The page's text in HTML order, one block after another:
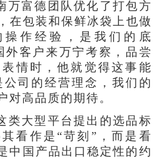
万富德团队优化了打包方
在包装和保鲜冰袋上也做
作经验，是我们的底
外客户来万宁考察，品尝
情时，他就觉得这事能
公司的经营理念，我们的
对高品质的期待。
类大型平台提出的选品标
看作是“苛刻”，而是看
中国产品出口稳定性的约